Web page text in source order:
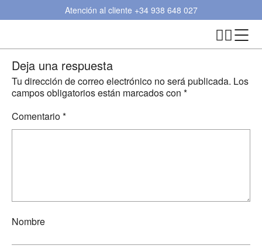
Atención al cliente +34 938 648 027
Deja una respuesta
Tu dirección de correo electrónico no será publicada. Los
campos obligatorios están marcados con *
Comentario*
Nombre